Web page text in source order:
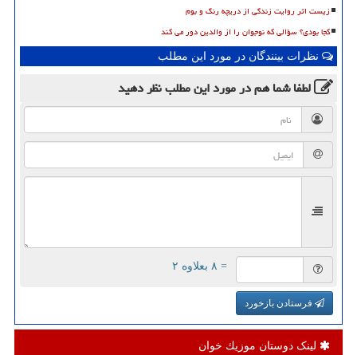
زیست اثر روایت زندگی از دریچه رنگ و بوم
کجا بودی؟ سؤالی که نوجوان را از والدین دور می کند
نظرات بینندگان در مورد این مطلب
لطفا شما همدر مورد این مطلبنظر دهید
= ۸ بعلاوه ۲
فرستادن بازخورد
لینک دوستان موزیك خوان